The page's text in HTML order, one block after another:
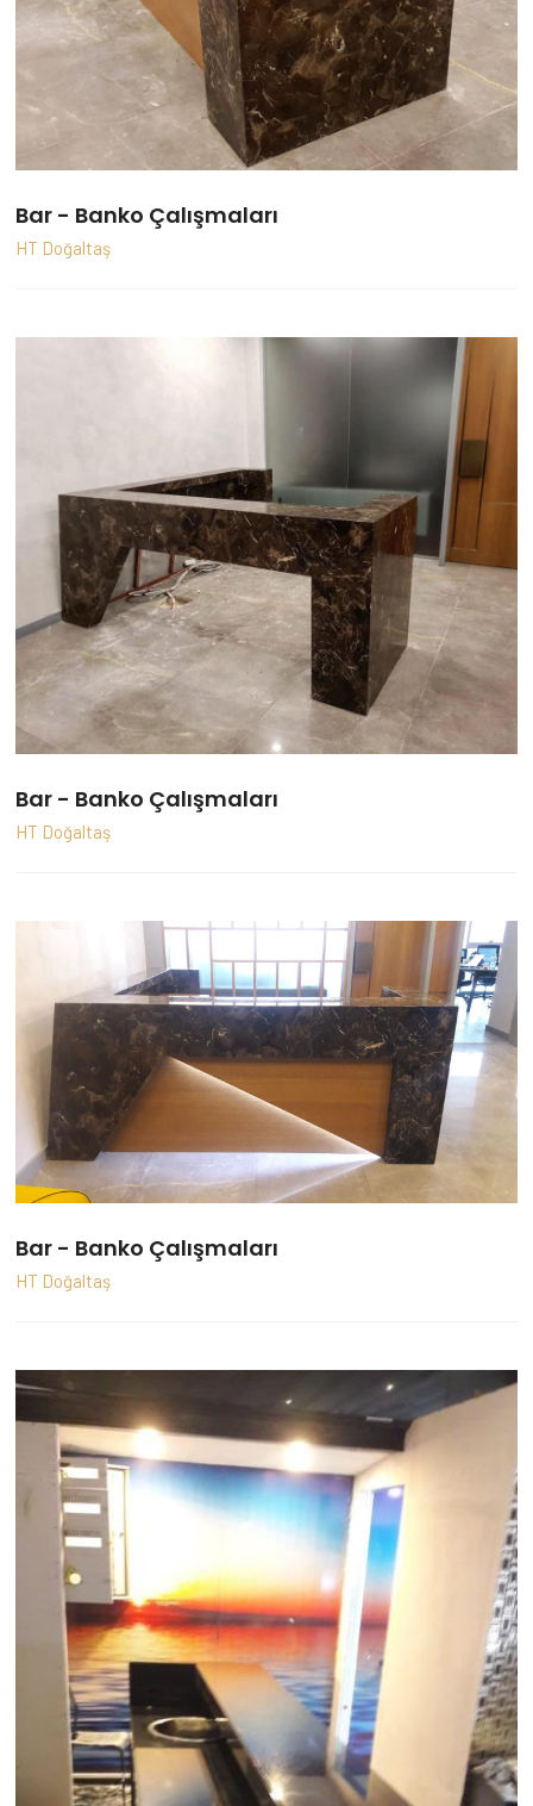
Bar - Banko Çalışmaları
HT Doğaltaş
Bar - Banko Çalışmaları
HT Doğaltaş
Bar - Banko Çalışmaları
HT Doğaltaş